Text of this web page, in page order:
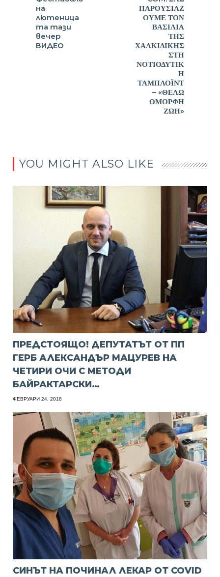
на
лютеница
та тази
вечер
ВИДЕО
ΠΑΡΟΥΣΙΑΖ
ΟΥΜΕ ΤΟΝ
ΒΑΣΙΛΙΑ
ΤΗΣ
ΧΑΛΚΙΔΙΚΗΣ
ΣΤΗ
ΝΟΤΙΟΔΥΤΙΚ
Η
ΤΑΜΠΛΟΪΝΤ
– «ΘΕΛΩ
ΟΜΟΡΦΗ
ΖΩΗ»
YOU MIGHT ALSO LIKE
ПРЕДСТОЯЩО! ДЕПУТАТЪТ ОТ ПП
ГЕРБ АЛЕКСАНДЪР МАЦУРЕВ НА
ЧЕТИРИ ОЧИ С МЕТОДИ
БАЙРАКТАРСКИ…
ФЕВРУАРИ 24, 2018
СИНЪТ НА ПОЧИНАЛ ЛЕКАР ОТ COVID